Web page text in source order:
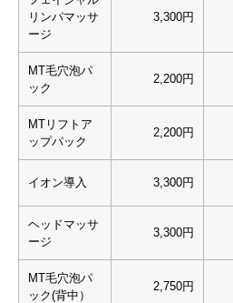
リンパマッサ
ージ
3,300円
MT毛穴泡パ
ック
2,200円
MTリフトア
ップパック
2,200円
イオン導入 3,300円
ヘッドマッサ
ージ
3,300円
MT毛穴泡パ
ック(背中）
2,750円